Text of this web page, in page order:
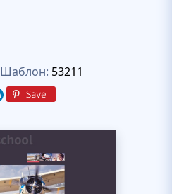
Шаблон: 53211